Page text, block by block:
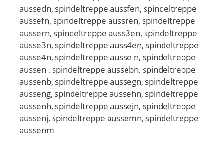
aussedn, spindeltreppe aussfen, spindeltreppe
aussefn, spindeltreppe aussren, spindeltreppe
aussern, spindeltreppe auss3en, spindeltreppe
ausse3n, spindeltreppe auss4en, spindeltreppe
ausse4n, spindeltreppe ausse n, spindeltreppe
aussen , spindeltreppe aussebn, spindeltreppe
aussenb, spindeltreppe aussegn, spindeltreppe
ausseng, spindeltreppe aussehn, spindeltreppe
aussenh, spindeltreppe aussejn, spindeltreppe
aussenj, spindeltreppe aussemn, spindeltreppe
aussenm